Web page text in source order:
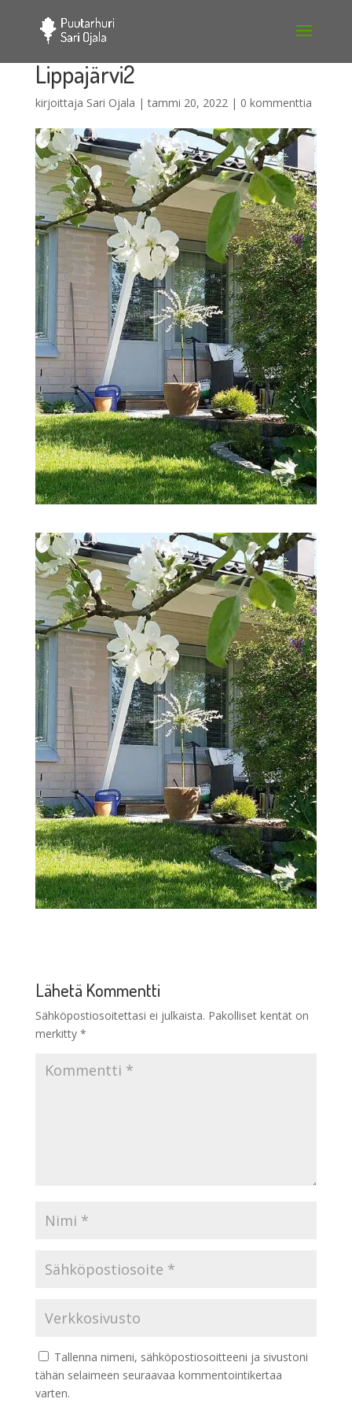
Lippajärvi2
kirjoittaja Sari Ojala |tammi 20, 2022| 0 kommenttia
Lähetä Kommentti
Sähköpostiosoitettasi ei julkaista. Pakolliset kentät on
merkitty *
Tallenna nimeni, sähköpostiosoitteeni ja sivustoni
tähän selaimeen seuraavaa kommentointikertaa
varten.